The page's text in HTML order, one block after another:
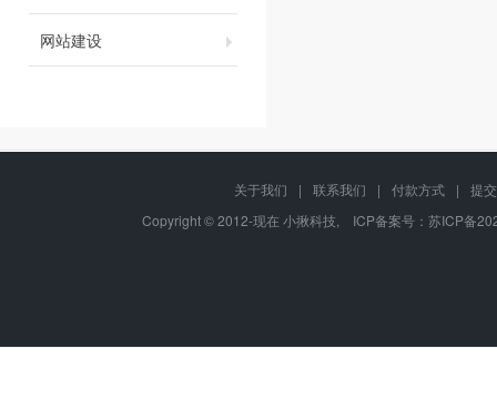
网站建设
关于我们 | 联系我们 | 付款方式 |
提
Copyright © 2012-现在 小揪科技, ICP备案号： 苏ICP备